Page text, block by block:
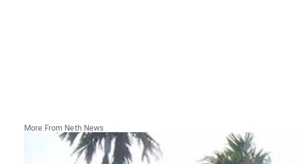
More From Neth News